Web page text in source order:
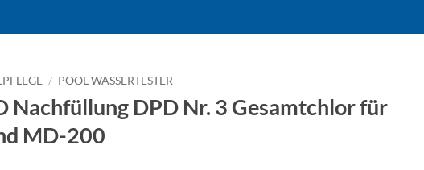
/ POOL WASSERTESTER
Nachfüllung DPD Nr. 3 Gesamtchlor für
MD-200